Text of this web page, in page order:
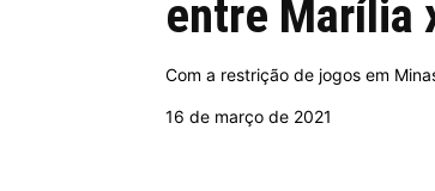
–
FM
entre Marília
Com a restrição de jogos em
16 de março de 2021